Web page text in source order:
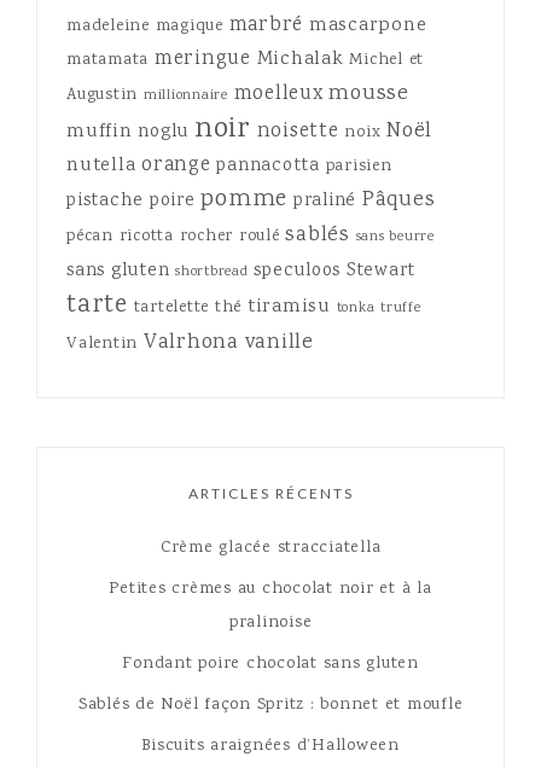
madeleine magique marbré mascarpone
matamata meringue Michalak Michel et
Augustin millionnaire moelleux mousse
muffin noglu noir noisette noix Noël
nutella orange pannacotta parisien
pistache poire pomme praliné Pâques
pécan ricotta rocher roulé sablés sans beurre
sans gluten shortbread speculoos Stewart
tarte tartelette thé tiramisu tonka truffe
Valentin Valrhona vanille
ARTICLES RÉCENTS
Crème glacée stracciatella
Petites crèmes au chocolat noir et à la
pralinoise
Fondant poire chocolat sans gluten
Sablés de Noël façon Spritz : bonnet et moufle
Biscuits araignées d’Halloween